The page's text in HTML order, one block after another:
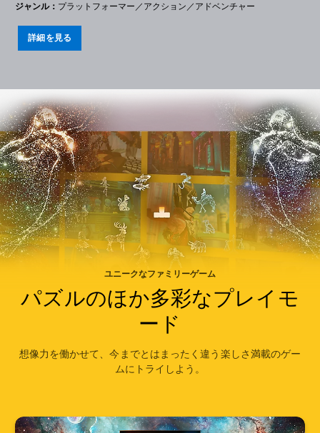
ジャンル： プラットフォーマー／アクション／アドベンチャー
詳細を見る
ユニークなファミリーゲーム
パズルのほか多彩なプレイモ
ード
想像力を働かせて、今までとはまったく違う楽しさ満載のゲー
ムにトライしよう。